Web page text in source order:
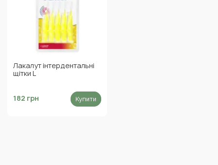
Лакалут інтердентальні
щітки L
182 грн Купити